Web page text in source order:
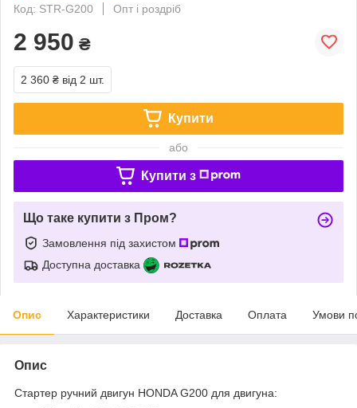
Код: STR-G200
Опт і роздріб
2 950 ₴
2 360 ₴ від 2 шт.
Купити
або
Купити з
Що таке купити з Пром?
Замовлення під захистом
Доступна доставка
Опис Характеристики Доставка Оплата Умови
Опис
Стартер ручний двигун HONDA G200 для двигуна: